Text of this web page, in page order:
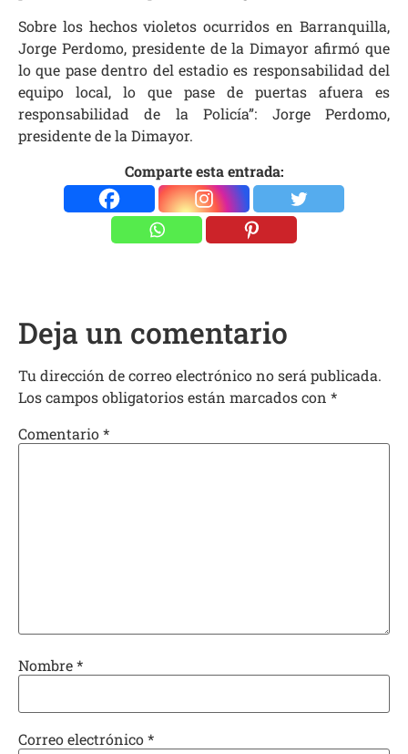
Sobre los hechos violetos ocurridos en Barranquilla,
Jorge Perdomo, presidente de la Dimayor afirmó que
lo que pase dentro del estadio es responsabilidad del
equipo local, lo que pase de puertas afuera es
responsabilidad de la Policía”: Jorge Perdomo,
presidente de la Dimayor.
Comparte esta entrada:
Deja un comentario
Tu dirección de correo electrónico no será publicada.
Los campos obligatorios están marcados con *
Comentario*
Nombre*
Correo electrónico*